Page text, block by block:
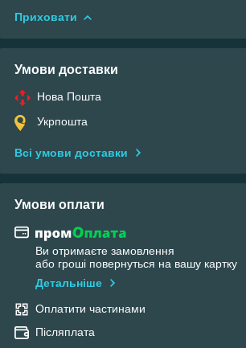
Приховати
Умови доставки
Нова Пошта
Укрпошта
Всі умови доставки
Умови оплати
Ви отримаєте замовлення
або гроші повернуться на вашу картку
Детальніше
Оплатити частинами
Післяплата